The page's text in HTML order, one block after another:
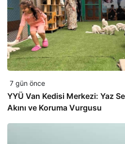
7 gün önce
YYÜ Van Kedisi Merkezi: Yaz
Akını ve Koruma Vurgusu